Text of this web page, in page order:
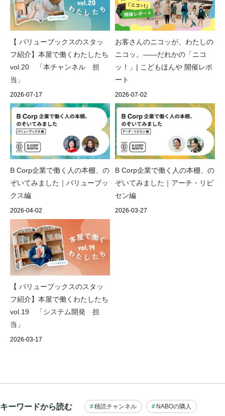
【 バリューブックスのスタッ
フ紹介】本屋で働くわたしたち
vol.20 「本チャンネル 担
当」
2026-07-17
お客さんのニコッが、わたしの
ニコッ。——だれかの「ニコ
ッ！」| こどもほんや 開催レポ
ート
2026-07-02
B Corp企業で働く人の本棚、の
ぞいてみました｜バリューブッ
クス編
2026-04-02
B Corp企業で働く人の本棚、の
ぞいてみました｜アーチ・リビ
セン編
2026-03-27
【 バリューブックスのスタッ
フ紹介】本屋で働くわたしたち
vol.19 「システム開発 担
当」
2026-03-17
キーワードから読む 積読チャンネル NABOの隣人